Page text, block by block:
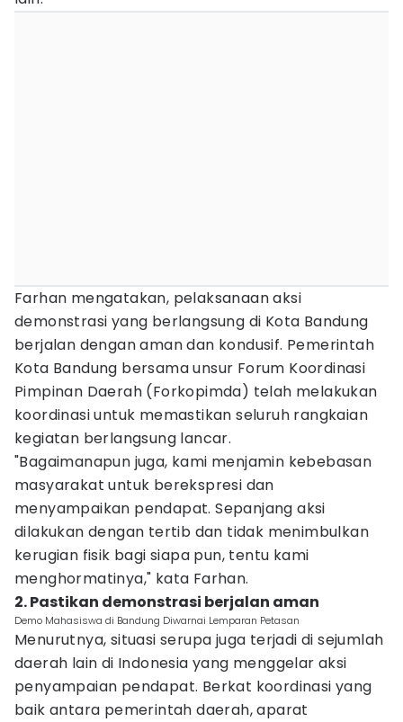
Farhan mengatakan, pelaksanaan aksi
demonstrasi yang berlangsung di Kota Bandung
berjalan dengan aman dan kondusif. Pemerintah
Kota Bandung bersama unsur Forum Koordinasi
Pimpinan Daerah (Forkopimda) telah melakukan
koordinasi untuk memastikan seluruh rangkaian
kegiatan berlangsung lancar.
"Bagaimanapun juga, kami menjamin kebebasan
masyarakat untuk berekspresi dan
menyampaikan pendapat. Sepanjang aksi
dilakukan dengan tertib dan tidak menimbulkan
kerugian fisik bagi siapa pun, tentu kami
menghormatinya," kata Farhan.
2. Pastikan demonstrasi berjalan aman
Demo Mahasiswa di Bandung Diwarnai Lemparan Petasan
Menurutnya, situasi serupa juga terjadi di sejumlah
daerah lain di Indonesia yang menggelar aksi
penyampaian pendapat. Berkat koordinasi yang
baik antara pemerintah daerah, aparat